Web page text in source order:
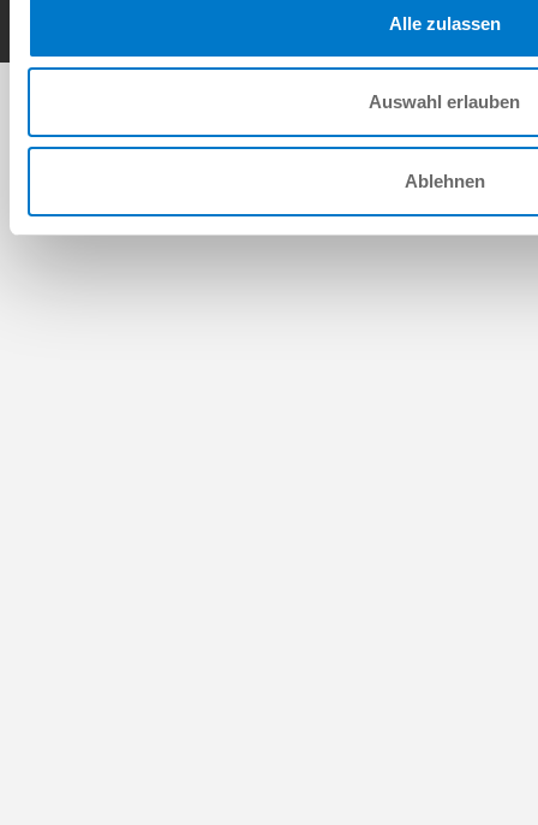
Alle zulassen
Auswahl erlauben
Ablehnen